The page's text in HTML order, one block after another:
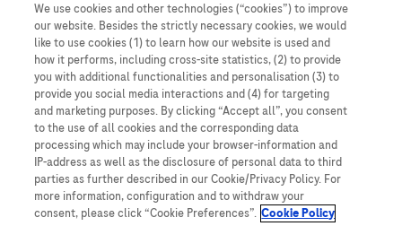
informasjon som ellers ikke er tilgjengelig eller gyldig i ditt land.
Vennligst vær oppmerksom på at vi ikke tar noe ansvar for tilgang til
informasjon som muligens ikke er i samsvar med noen gyldig juridisk
prosess, regulering, registrering eller bruk i bostedslandet ditt.
Roche har ikke alltid mulighet til å kvalitetssikre andres innlegg, men
vil fjerne villedende eller upassende innlegg så langt det lar seg gjøre.
Vi har ikke ansvar for innhold på eksterne nettsider som det lenkes til.
Kopiering av materiale fra dette nettstedet for bruk annet sted er ikke
tillatt uten avtale. Nettstedet selger plass til annonsører, og slikt
innhold er merket.
Dette nettstedet er ikke beregnet for å rapportere bivirkninger eller
We use cookies and other technologies (“cookies”) to improve
our website. Besides the strictly necessary cookies, we would
like to use cookies (1) to learn how our website is used and
how it performs, including cross-site statistics, (2) to provide
you with additional functionalities and personalisation (3) to
provide you social media interactions and (4) for targeting
and marketing purposes. By clicking “Accept all”, you consent
to the use of all cookies and the corresponding data
processing which may include your browser-information and
IP-address as well as the disclosure of personal data to third
parties as further described in our Cookie/Privacy Policy. For
more information, configuration and to withdraw your
consent, please click “Cookie Preferences”. Cookie Policy